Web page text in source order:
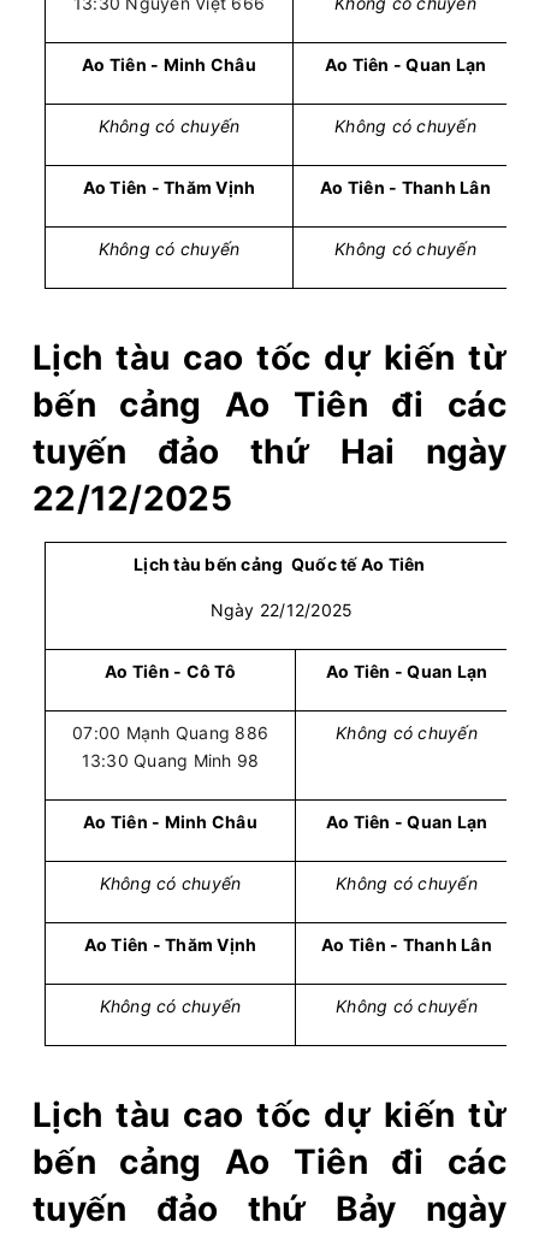
Ao Tiên - Minh Châu Ao Tiên - Quan Lạn
Không có chuyến Không có chuyến
Ao Tiên - Thăm Vịnh Ao Tiên - Thanh Lân
Không có chuyến Không có chuyến
Lịch tàu cao tốc dự kiến từ
bến cảng Ao Tiên đi các
tuyến đảo thứ Hai ngày
22/12/2025
Lịch tàu bến cảng Quốc tế Ao Tiên
Ngày 22/12/2025
Ao Tiên - Cô Tô Ao Tiên - Quan Lạn
07:00 Mạnh Quang 886
13:30 Quang Minh 98
Không có chuyến
Ao Tiên - Minh Châu Ao Tiên - Quan Lạn
Không có chuyến Không có chuyến
Ao Tiên - Thăm Vịnh Ao Tiên - Thanh Lân
Không có chuyến Không có chuyến
Lịch tàu cao tốc dự kiến từ
bến cảng Ao Tiên đi các
tuyến đảo thứ Bảy ngày